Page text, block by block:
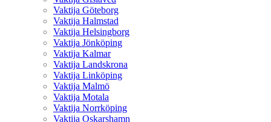
Vaktija Göteborg
Vaktija Halmstad
Vaktija Helsingborg
Vaktija Jönköping
Vaktija Kalmar
Vaktija Landskrona
Vaktija Linköping
Vaktija Malmö
Vaktija Motala
Vaktija Norrköping
Vaktija Oskarshamn